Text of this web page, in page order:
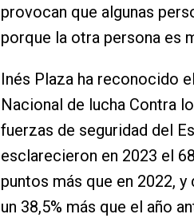
provocan que algunas
porque la otra persona es
Inés Plaza ha reconocido
Nacional de lucha Contra
fuerzas de seguridad del
esclarecieron en 2023 el
puntos más que en 2022,
un 38,5% más que el año